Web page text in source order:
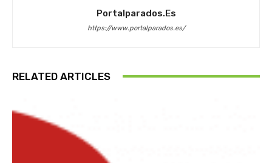
Portalparados.es
https://www.portalparados.es/
RELATED ARTICLES